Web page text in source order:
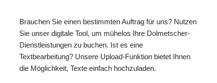
Brauchen Sie einen bestimmten Auftrag für uns? Nutzen
Sie unser digitale Tool, um mühelos Ihre Dolmetscher-
Dienstleistungen zu buchen. Ist es eine
Textbearbeitung? Unsere Upload-Funktion bietet Ihnen
die Möglichkeit, Texte einfach hochzuladen.